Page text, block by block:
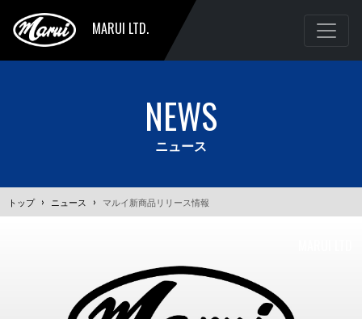
MARUI LTD.
NEWS
ニュース
トップ › ニュース › マルイ新商品リリース情報